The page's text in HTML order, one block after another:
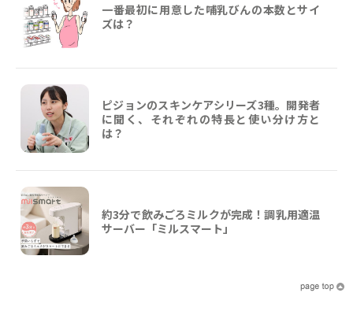
一番最初に用意した哺乳びんの本数とサイ
ズは？
ピジョンのスキンケアシリーズ3種。開発者
に聞く、それぞれの特長と使い分け方と
は？
約3分で飲みごろミルクが完成！調乳用適温
サーバー「ミルスマート」